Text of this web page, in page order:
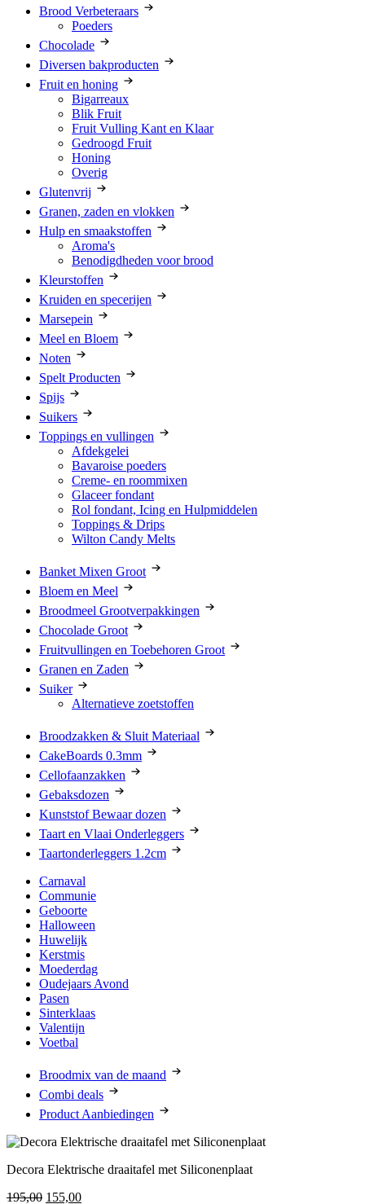
Brood Verbeteraars
Poeders
Chocolade
Diversen bakproducten
Fruit en honing
Bigarreaux
Blik Fruit
Fruit Vulling Kant en Klaar
Gedroogd Fruit
Honing
Overig
Glutenvrij
Granen, zaden en vlokken
Hulp en smaakstoffen
Aroma's
Benodigdheden voor brood
Kleurstoffen
Kruiden en specerijen
Marsepein
Meel en Bloem
Noten
Spelt Producten
Spijs
Suikers
Toppings en vullingen
Afdekgelei
Bavaroise poeders
Creme- en roommixen
Glaceer fondant
Rol fondant, Icing en Hulpmiddelen
Toppings & Drips
Wilton Candy Melts
Banket Mixen Groot
Bloem en Meel
Broodmeel Grootverpakkingen
Chocolade Groot
Fruitvullingen en Toebehoren Groot
Granen en Zaden
Suiker
Alternatieve zoetstoffen
Broodzakken & Sluit Materiaal
CakeBoards 0.3mm
Cellofaanzakken
Gebaksdozen
Kunststof Bewaar dozen
Taart en Vlaai Onderleggers
Taartonderleggers 1.2cm
Carnaval
Communie
Geboorte
Halloween
Huwelijk
Kerstmis
Moederdag
Oudejaars Avond
Pasen
Sinterklaas
Valentijn
Voetbal
Broodmix van de maand
Combi deals
Product Aanbiedingen
Decora Elektrische draaitafel met Siliconenplaat
195,00 Oorspronkelijke
155,00Huidige